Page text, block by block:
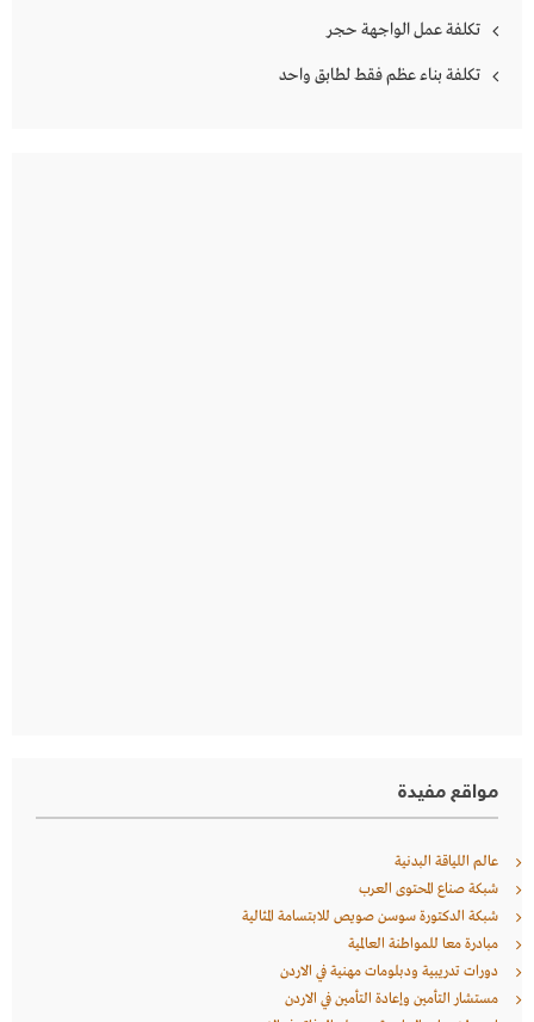
تكلفة عمل الواجهة حجر
تكلفة بناء عظم فقط لطابق واحد
مواقع مفيدة
عالم اللياقة البدنية
شبكة صناع المحتوى العرب
شبكة الدكتورة سوسن صويص للابتسامة المثالية
مبادرة معا للمواطنة العالمية
دورات تدريبية ودبلومات مهنية في الاردن
مستشار التأمين وإعادة التأمين في الاردن